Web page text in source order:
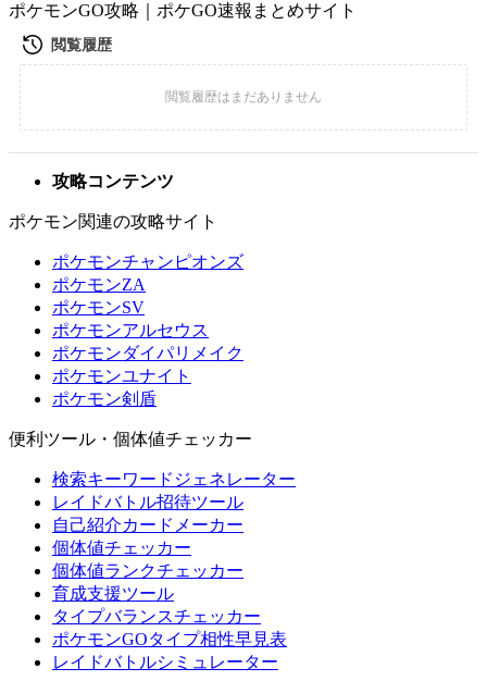
ポケモンGO攻略｜ポケGO速報まとめサイト
攻略コンテンツ
ポケモン関連の攻略サイト
ポケモンチャンピオンズ
ポケモンZA
ポケモンSV
ポケモンアルセウス
ポケモンダイパリメイク
ポケモンユナイト
ポケモン剣盾
便利ツール・個体値チェッカー
検索キーワードジェネレーター
レイドバトル招待ツール
自己紹介カードメーカー
個体値チェッカー
個体値ランクチェッカー
育成支援ツール
タイプバランスチェッカー
ポケモンGOタイプ相性早見表
レイドバトルシミュレーター